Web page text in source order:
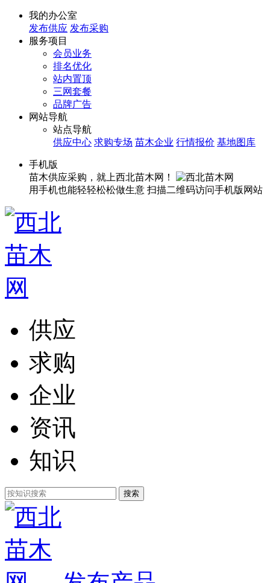
我的办公室
发布供应 发布采购
服务项目
会员业务
排名优化
站内置顶
三网套餐
品牌广告
网站导航
站点导航
供应中心 求购专场 苗木企业 行情报价 基地图库
手机版
苗木供应采购，就上西北苗木网！
用手机也能轻轻松松做生意 扫描二维码访问手机版网站
供应
求购
企业
资讯
知识